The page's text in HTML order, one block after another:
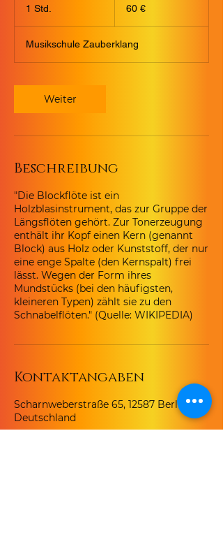
1 Std.
d
60 €
Musikschule Zauberklang
Weiter
Beschreibung
"Die Blockflöte ist ein
Holzblasinstrument, das zur Gruppe der
Längsflöten gehört. Zur Tonerzeugung
enthält ihr Kopf einen Kern (genannt
Block) aus Holz oder Kunststoff, der nur
eine enge Spalte (den Kernspalt) frei
lässt. Wegen der Form ihres
Mundstücks (bei den häufigsten,
kleineren Typen) zählt sie zu den
Schnabelflöten." (Quelle: WIKIPEDIA)
Kontaktangaben
Scharnweberstraße 65, 12587 Berlin,
Deutschland